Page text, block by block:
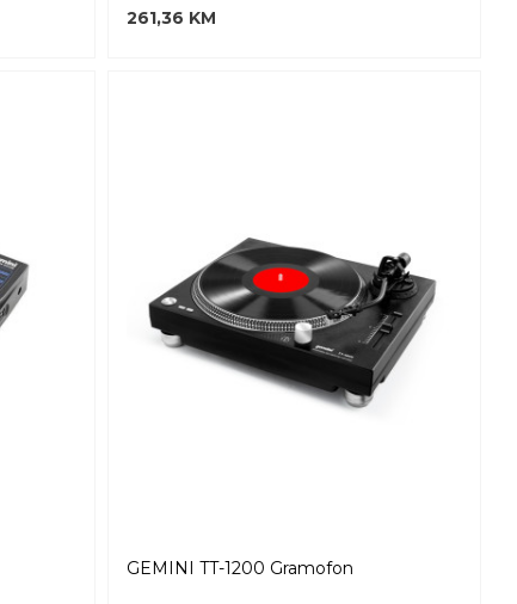
261,36 KM
GEMINI TT-1200 Gramofon